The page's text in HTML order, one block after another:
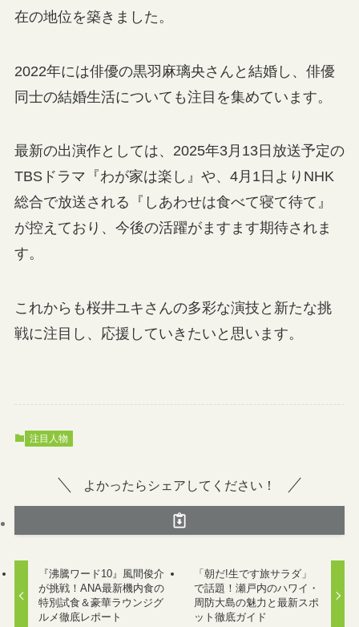
在の地位を築きました。
2022年には俳優の黒羽麻璃央さんと結婚し、俳優
同士の結婚生活についても注目を集めています。
最新の出演作としては、2025年3月13日放送予定の
TBSドラマ『わが家は楽し』や、4月1日よりNHK
総合で放送される『しあわせは食べて寝て待て』
が控えており、今後の活躍がますます期待されま
す。
これからも桜井ユキさんの多彩な演技と新たな挑
戦に注目し、応援していきたいと思います。
注目人物
よかったらシェアしてください！
『沸騰ワード10』風間俊介
が挑戦！ANA最新機内食の
特別試食＆豪華ラウンジグ
ルメ徹底レポート
「朝だ!生です旅サラダ」
で話題！瀬戸内のハワイ・
周防大島の魅力と最新スポ
ット徹底ガイド